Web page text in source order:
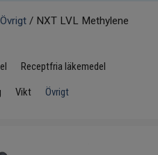
Övrigt / NXT LVL Methylene
Receptfria läkemedel
Vikt Övrigt